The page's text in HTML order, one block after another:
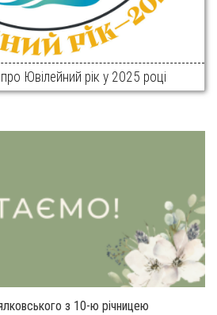
Ювілейний рік у 2025 році
з 10-ю річницею